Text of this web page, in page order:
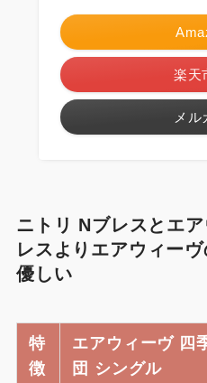
楽天
メル
ニトリ Nブレスとエ
レスよりエアウィー
優しい
特
徴
エアウィーヴ 四
団 シングル